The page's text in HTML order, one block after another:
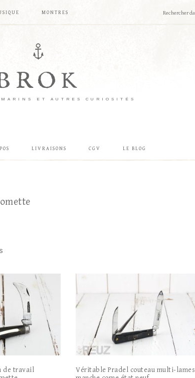
MONTRES
ET AUTRES CURIOSITÉS
LIVRAISONS CGV LE BLOG
de travail
Véritable Pradel couteau multi-lames